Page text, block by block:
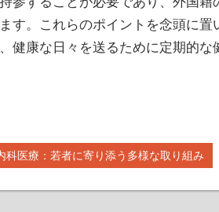
す。これらのポイントを念頭に
健康な日々を送るために定期的な
科医療：若者に寄り添う多様な取り組み